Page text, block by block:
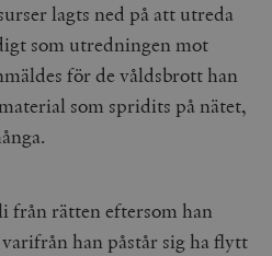
lagts ned på att utreda
som utredningen mot
för de våldsbrott han
som spridits på nätet,
från rätten eftersom han
han påstår sig ha flytt